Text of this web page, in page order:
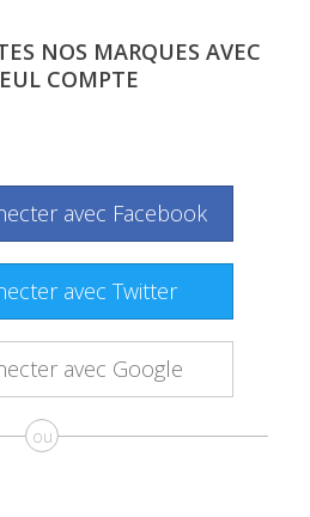
NOS MARQUES AVEC
COMPTE
avec Facebook
avec Twitter
avec Google
ou